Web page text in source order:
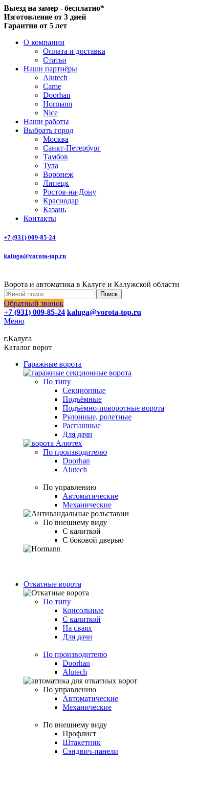
Выезд на замер - бесплатно*
Изготовление от 3 дней
Гарантия от 5 лет
О компании
Оплата и доставка
Статьи
Наши партнёры
Alutech
Came
Doorhan
Hormann
Nice
Наши работы
Выбрать город
Москва
Санкт-Петербург
Тамбов
Тула
Воронеж
Липецк
Ростов-на-Дону
Краснодар
Казань
Контакты
+7 (931) 009-85-24
kaluga@vorota-top.ru
Ворота и автоматика в Калуге и Калужской области
Поиск
Обратный звонок
+7 (931) 009-85-24 kaluga@vorota-top.ru
Меню
г.Калуга
Каталог ворот
Гаражные ворота
По типу
Секционные
Подъёмные
Подъёмно-поворотные ворота
Рулонные, ролетные
Распашные
Для дачи
По производителю
Doorhan
Alutech
По управлению
Автоматические
Механические
По внешнему виду
С калиткой
С боковой дверью
Откатные ворота
По типу
Консольные
С калиткой
На сваях
Для дачи
По производителю
Doorhan
Alutech
По управлению
Автоматические
Механические
По внешнему виду
Профлист
Штакетник
Сэндвич-панели